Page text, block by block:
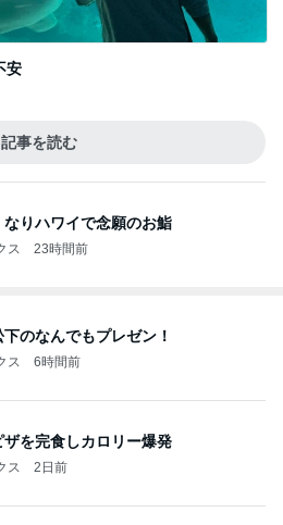
安
記事を読む
りハワイで念願のお鮨
ス 23時間前
のなんでもプレゼン！
ス 6時間前
を完食しカロリー爆発
ス 2日前